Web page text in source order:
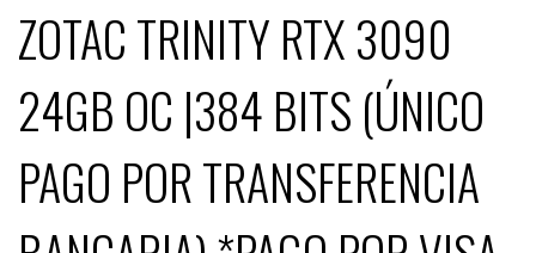
ZOTAC TRINITY RTX 3090
24GB OC |384 BITS (ÚNICO
PAGO POR TRANSFERENCIA